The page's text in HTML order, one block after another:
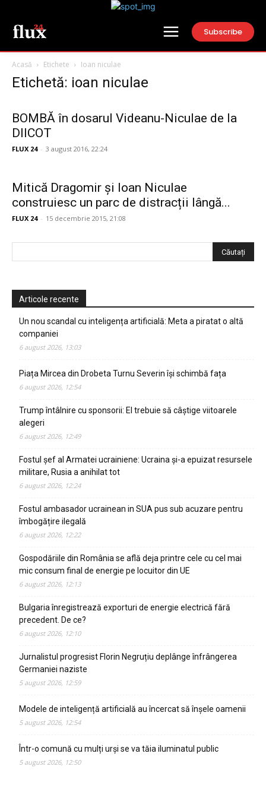
Subscribe
Acasă Etichete Ioan niculae
Etichetă: ioan niculae
BOMBĂ în dosarul Videanu-Niculae de la
DIICOT
FLUX 24 - 3 august 2016, 22:24
Mitică Dragomir și Ioan Niculae
construiesc un parc de distracții lângă...
FLUX 24 - 15 decembrie 2015, 21:08
Articole recente
Un nou scandal cu inteligența artificială: Meta a piratat o altă
companiei
6 august 2026, 13:03
Piața Mircea din Drobeta Turnu Severin își schimbă fața
6 august 2026, 12:54
Trump întâlnire cu sponsorii: El trebuie să câștige viitoarele
alegeri
6 august 2026, 12:49
Fostul șef al Armatei ucrainiene: Ucraina și-a epuizat resursele
militare, Rusia a anihilat tot
6 august 2026, 12:24
Fostul ambasador ucrainean in SUA pus sub acuzare pentru
îmbogățire ilegală
6 august 2026, 12:22
Gospodăriile din România se află deja printre cele cu cel mai
mic consum final de energie pe locuitor din UE
6 august 2026, 12:13
Bulgaria înregistrează exporturi de energie electrică fără
precedent. De ce?
6 august 2026, 12:10
Jurnalistul progresist Florin Negruțiu deplânge înfrângerea
Germaniei naziste
5 august 2026, 12:59
Modele de inteligență artificială au încercat să înșele oamenii
5 august 2026, 12:54
Într-o comună cu mulți urși se va tăia iluminatul public
5 august 2026, 12:50